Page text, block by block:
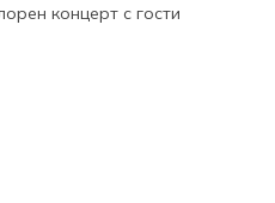
концерт с гости